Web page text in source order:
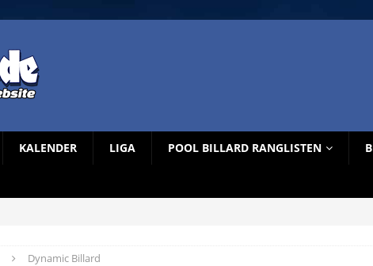
KALENDER LIGA POOL BILLARD RANGLISTEN
Dynamic Billard